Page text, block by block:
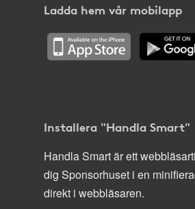
Ladda hem vår mobilapp
Installera "Handla Smart"
Handla Smart är ett
dig Sponsorhuset i en
direkt i webbläsaren.